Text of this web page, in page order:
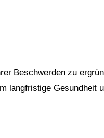
Beschwerden zu
langfristige Gesundheit